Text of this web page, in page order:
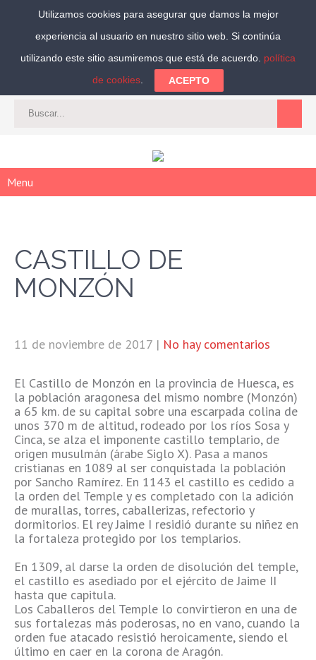
Síguenos:
CAT-ES| ACCEDER | REGISTRARSE
Menu
CASTILLO DE
MONZÓN
11 de noviembre de 2017 | No hay comentarios
El Castillo de Monzón en la provincia de Huesca, es
la población aragonesa del mismo nombre (Monzón)
a 65 km. de su capital sobre una escarpada colina de
unos 370 m de altitud, rodeado por los ríos Sosa y
Cinca, se alza el imponente castillo templario, de
origen musulmán (árabe Siglo X). Pasa a manos
cristianas en 1089 al ser conquistada la población
por Sancho Ramírez. En 1143 el castillo es cedido a
la orden del Temple y es completado con la adición
de murallas, torres, caballerizas, refectorio y
dormitorios. El rey Jaime I residió durante su niñez en
la fortaleza protegido por los templarios.
En 1309, al darse la orden de disolución del temple,
el castillo es asediado por el ejército de Jaime II
hasta que capitula.
Los Caballeros del Temple lo convirtieron en una de
sus fortalezas más poderosas, no en vano, cuando la
orden fue atacado resistió heroicamente, siendo el
último en caer en la corona de Aragón.
Utilizamos cookies para asegurar que damos la mejor
experiencia al usuario en nuestro sitio web. Si continúa
utilizando este sitio asumiremos que está de acuerdo. política
de cookies
ACEPTO